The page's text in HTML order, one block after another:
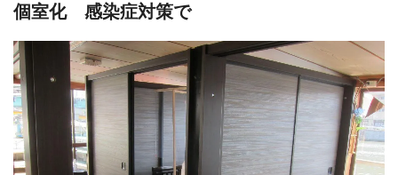
個室化 感染症対策で